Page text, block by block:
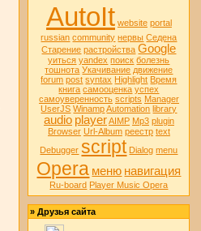
AutoIt website portal
russian community нервы Седена
Старение растройства Google
уиться yandex поиск болезнь
тошнота Укачивание движение
forum post syntax Highlight Время
книга самооценка успех
самоуверенность scripts Manager
UserJS Winamp Automation library
audio playerAIMP Mp3 plugin
Browser Url-Album реестр text
Debugger script Dialog menu
Opera меню навигация
Ru-board Player Music Opera
» Друзья сайта